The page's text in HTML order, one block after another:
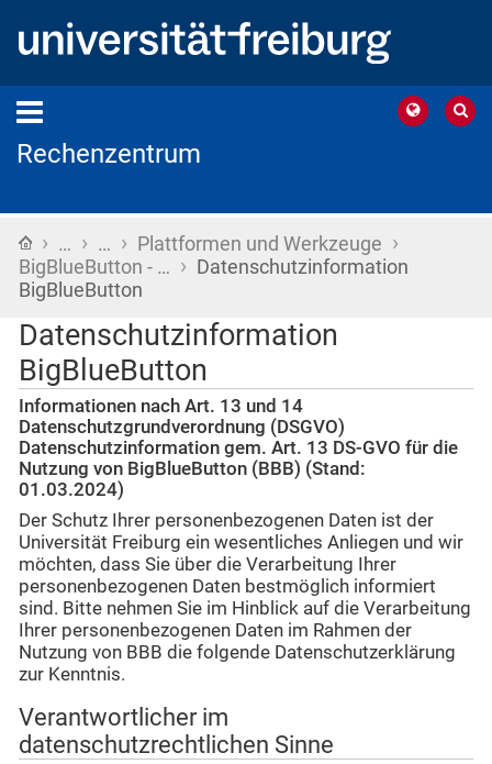
Rechenzentrum
Startseite
› … › … › Plattformen und Werkzeuge ›
BigBlueButton - … › Datenschutzinformation
BigBlueButton
Datenschutzinformation
BigBlueButton
Informationen nach Art. 13 und 14
Datenschutzgrundverordnung (DSGVO)
Datenschutzinformation gem. Art. 13 DS-GVO für die
Nutzung von BigBlueButton (BBB) (Stand:
01.03.2024)
Der Schutz Ihrer personenbezogenen Daten ist der
Universität Freiburg ein wesentliches Anliegen und wir
möchten, dass Sie über die Verarbeitung Ihrer
personenbezogenen Daten bestmöglich informiert
sind. Bitte nehmen Sie im Hinblick auf die Verarbeitung
Ihrer personenbezogenen Daten im Rahmen der
Nutzung von BBB die folgende Datenschutzerklärung
zur Kenntnis.
Verantwortlicher im
datenschutzrechtlichen Sinne